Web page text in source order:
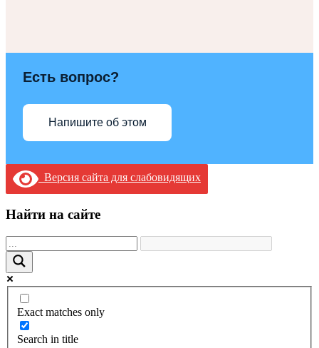
Есть вопрос?
Напишите об этом
Версия сайта для слабовидящих
Найти на сайте
Exact matches only
Search in title